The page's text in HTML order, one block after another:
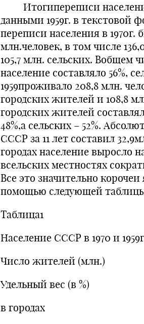
Итогипереписи
данными 1959г. в текстовой
переписи населения в 1970г.
млн.человек, в том числе
105,7 млн. сельских. Вобщем
население составляло 56%,
1959проживало 208,8 млн.
городских жителей и 108,8
городских жителей
48%,а сельских – 52%.
СССР за 11 лет составил
городах население выросло
всельских местностях
Все это значительно
помощью следующей
Таблица1
Население СССР в 1970 и
Число жителей (млн.)
Удельный вес (в %)
в городах